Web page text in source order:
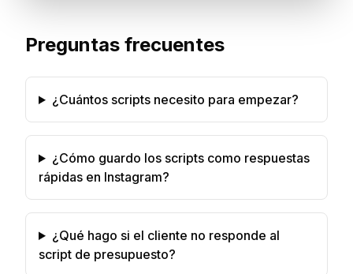
Preguntas frecuentes
¿Cuántos scripts necesito para empezar?
¿Cómo guardo los scripts como respuestas
rápidas en Instagram?
¿Qué hago si el cliente no responde al
script de presupuesto?